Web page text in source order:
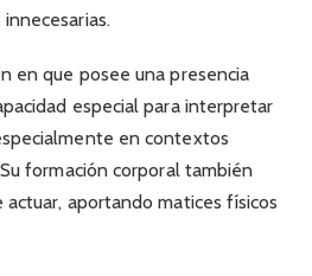
en que posee una presencia
especial para interpretar
en contextos
formación corporal también
aportando matices físicos